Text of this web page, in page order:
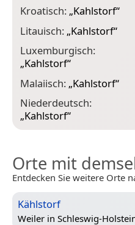
Kroatisch: „Kahlstorf“
Litauisch: „Kahlstorf“
Luxemburgisch:
„Kahlstorf“
Malaiisch: „Kahlstorf“
Niederdeutsch:
„Kahlstorf“
Orte mit
Entdecken Sie weitere Orte
Kählstorf
Weiler in Schleswig-